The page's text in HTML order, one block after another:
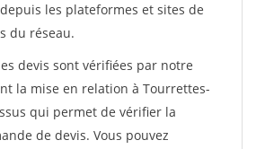
les plateformes et sites de
du réseau.
devis sont vérifiées par notre
la mise en relation à Tourrettes-
qui permet de vérifier la
de devis. Vous pouvez